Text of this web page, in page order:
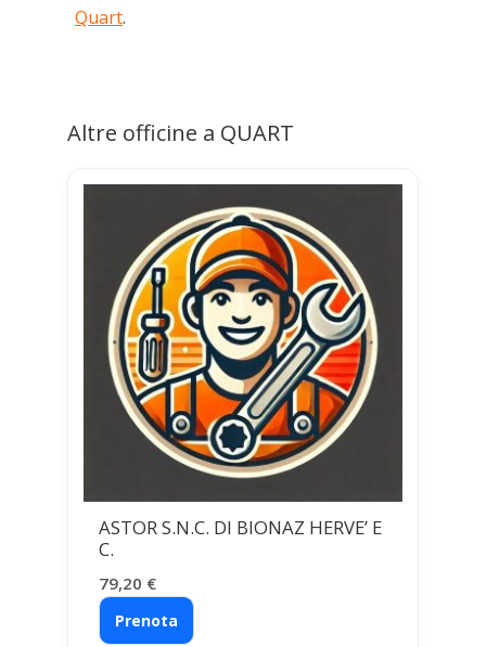
Quart.
Altre officine a QUART
ASTOR S.N.C. DI BIONAZ HERVE’ E
C.
79,20 €
Prenota